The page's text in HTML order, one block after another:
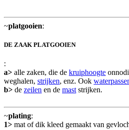
~platgooien:
DE ZAAK PLATGOOIEN
:
a> alle zaken, die de kruiphoogte
weghalen, strijken, enz. Ook
b> de zeilen en de mast strijken.
~plating:
1> mat of dik kleed gemaakt van